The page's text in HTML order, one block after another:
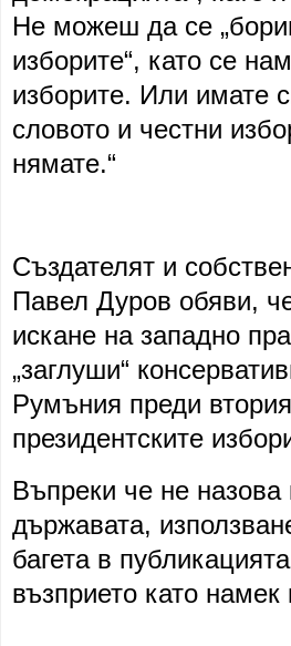
Не можеш да се
изборите“, като се
изборите. Или имате
словото и честни
нямате.“
Създателят и
Павел Дуров обяви,
искане на западно
„заглуши“
Румъния преди
президентските
Въпреки че не назова
държавата,
багета в
възприето като